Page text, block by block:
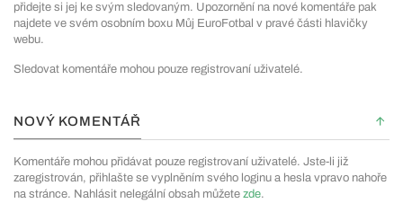
přidejte si jej ke svým sledovaným. Upozornění na nové komentáře pak
najdete ve svém osobním boxu Můj EuroFotbal v pravé části hlavičky
webu.
Sledovat komentáře mohou pouze registrovaní uživatelé.
NOVÝ KOMENTÁŘ
Komentáře mohou přidávat pouze registrovaní uživatelé. Jste-li již
zaregistrován, přihlašte se vyplněním svého loginu a hesla vpravo nahoře
na stránce. Nahlásit nelegální obsah můžete zde.